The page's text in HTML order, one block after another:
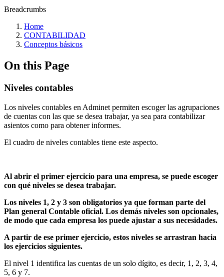
Breadcrumbs
Home
CONTABILIDAD
Conceptos básicos
On this Page
Niveles contables
Los niveles contables en Adminet permiten escoger las agrupaciones
de cuentas con las que se desea trabajar, ya sea para contabilizar
asientos como para obtener informes.
El cuadro de niveles contables tiene este aspecto.
Al abrir el primer ejercicio para una empresa, se puede escoger
con qué niveles se desea trabajar.
Los niveles 1, 2 y 3 son obligatorios ya que forman parte del
Plan general Contable oficial. Los demás niveles son opcionales,
de modo que cada empresa los puede ajustar a sus necesidades.
A partir de ese primer ejercicio, estos niveles se arrastran hacia
los ejercicios siguientes.
El nivel 1 identifica las cuentas de un solo dígito, es decir, 1, 2, 3, 4,
5, 6 y 7.